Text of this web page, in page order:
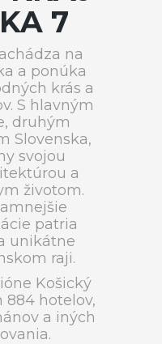
7
na
a ponúka
krás a
S hlavným
druhým
Slovenska,
svojou
a
životom.
patria
unikátne
raji.
Košický
884 hotelov,
a iných